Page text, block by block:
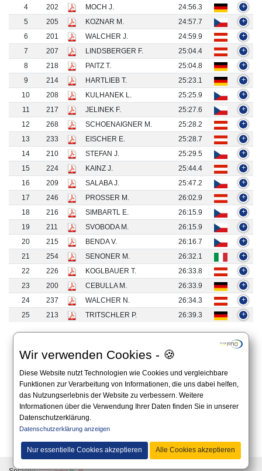
Wir verwenden Cookies - 🍪
Diese Website nutzt Technologien wie Cookies und vergleichbare
Funktionen zur Verarbeitung von Informationen, die uns dabei helfen,
das Nutzungserlebnis der Website zu verbessern. Weitere
Informationen über die Verwendung Ihrer Daten finden Sie in unserer
Datenschutzerklärung.
Datenschutzerklärung anzeigen
Nur essentielle Cookies akzeptieren Alle Cookies akzeptieren
4
202 MOCH J. 24:56.3
+
5
205 KOZNAR M. 24:57.7
+
6
201 WALCHER J. 24:59.9
+
7
207 LINDSBERGER F. 25:04.4
+
8
218 PAITZ T. 25:04.8
+
9
214 HARTLIEB T. 25:23.1
+
10
208 KULHANEK L. 25:25.9
+
11
217 JELINEK F. 25:27.6
+
12
268 SCHOENAIGNER M. 25:28.2
+
13
233 EISCHER E. 25:28.7
+
14
210 STEFAN J. 25:29.5
+
15
224 KAINZ J. 25:44.4
+
16
209 SALABA J. 25:47.2
+
17
246 PROSSER M. 26:02.9
+
18
216 SIMBARTL E. 26:15.9
+
19
211 SVOBODA M. 26:15.9
+
20
215 BENDA V. 26:16.7
+
21
254 SENONER M. 26:32.1
+
22
226 KOGLBAUER T. 26:33.8
+
23
200 CEBULLA M. 26:33.9
+
24
237 WALCHER N. 26:34.3
+
25
213 TRITSCHLER P. 26:39.3 +
« 1 2 3 4 6
Ausschreibung auf der Website des Veranstalters.